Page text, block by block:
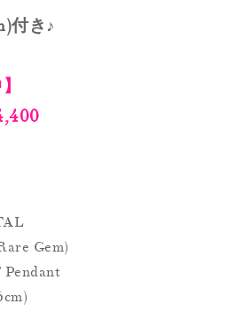
付き♪
Gem)
Pendant